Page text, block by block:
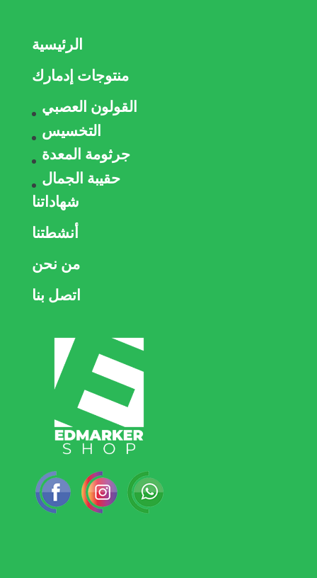
الرئيسية
منتوجات إدمارك
القولون العصبي
التخسيس
جرثومة المعدة
حقيبة الجمال
شهاداتنا
أنشطتنا
من نحن
اتصل بنا